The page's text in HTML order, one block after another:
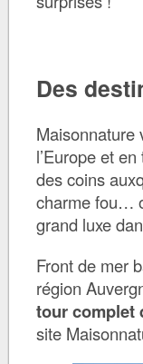
Des
Maisonnature
l’Europe et
des coins
charme fou…
grand luxe
Front de mer
région
tour complet
site